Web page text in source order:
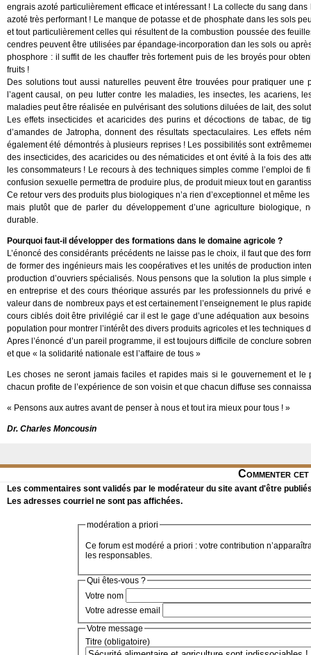
engrais azoté particulièrement efficace et intéressant ! La collecte du sang
azoté très performant ! Le manque de potasse et de phosphate dans les sols
et tout particulièrement celles qui résultent de la combustion poussée des
cendres peuvent être utilisées par épandage-incorporation dan les sols ou
phosphore : il suffit de les chauffer très fortement puis de les broyés pour
fruits !
Des solutions tout aussi naturelles peuvent être trouvées pour pratiquer une
l’agent causal, on peu lutter contre les maladies, les insectes, les acariens,
maladies peut être réalisée en pulvérisant des solutions diluées de lait, des
Les effets insecticides et acaricides des purins et décoctions de tabac, de
d’amandes de Jatropha, donnent des résultats spectaculaires. Les effets
également été démontrés à plusieurs reprises ! Les possibilités sont
des insecticides, des acaricides ou des nématicides et ont évité à la fois des
les consommateurs ! Le recours à des techniques simples comme l’emploi
confusion sexuelle permettra de produire plus, de produit mieux tout en
Ce retour vers des produits plus biologiques n’a rien d’exceptionnel et même
mais plutôt que de parler du développement d’une agriculture biologique,
durable.
Pourquoi faut-il développer des formations dans le domaine agricole ?
L’énoncé des considérants précédents ne laisse pas le choix, il faut que des
de former des ingénieurs mais les coopératives et les unités de production
production d’ouvriers spécialisés. Nous pensons que la solution la plus
en entreprise et des cours théorique assurés par les professionnels du privé
valeur dans de nombreux pays et est certainement l’enseignement le plus
cours ciblés doit être privilégié car il est le gage d’une adéquation aux
population pour montrer l’intérêt des divers produits agricoles et les techniques
Apres l’énoncé d’un pareil programme, il est toujours difficile de conclure
et que « la solidarité nationale est l’affaire de tous »
Les choses ne seront jamais faciles et rapides mais si le gouvernement et
chacun profite de l’expérience de son voisin et que chacun diffuse ses
« Pensons aux autres avant de penser à nous et tout ira mieux pour tous ! »
Dr. Charles Moncousin
Commenter
Les commentaires sont validés par le modérateur du site avant d'être
Les adresses courriel ne sont pas affichées.
modération a priori
Ce forum est modéré a priori : votre contribution
les responsables.
Qui êtes-vous ?
Votre nom
Votre adresse email
Votre message
Titre (obligatoire)